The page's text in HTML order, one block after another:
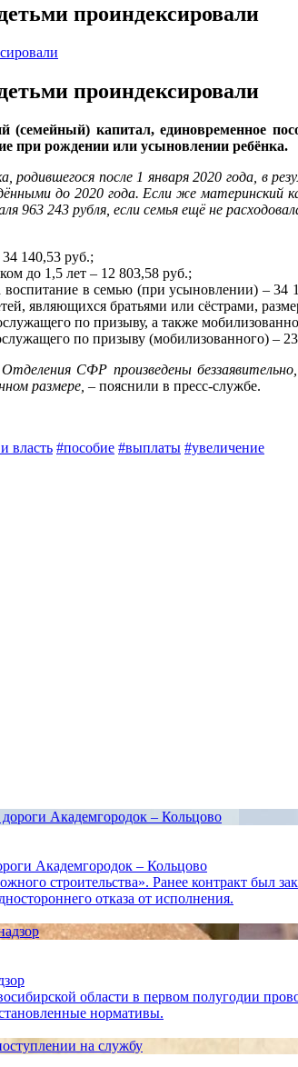
проиндексировали
проиндексировали
капитал, единовременное
при рождении или усыновлении ребёнка.
родившегося после 1 января 2020 года, в
до 2020 года. Если же материнский
963 243 рубля, если семья ещё не
140,53 руб.;
до 1,5 лет – 12 803,58 руб.;
в семью (при усыновлении) –
являющихся братьями или сёстрами,
по призыву, а также
по призыву (мобилизованного) –
СФР произведены
размере, – пояснили в пресс-службе.
власть #пособие #выплаты #увеличение
Академгородок – Кольцово
строительства». Ранее контракт
отказа от исполнения.
области в первом полугодии
нормативы.